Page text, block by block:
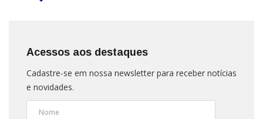
Acessos aos destaques
Cadastre-se em nossa newsletter para receber notícias
e novidades.